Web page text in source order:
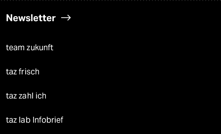
Newsletter
team zukunft
taz frisch
taz zahl ich
taz lab Infobrief